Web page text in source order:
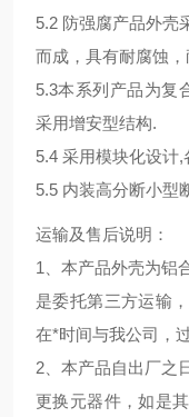
5.2 防强腐产品外壳
而成，具有耐腐蚀
5.3本系列产品为复
采用增安型结构.
5.4 采用模块化设计
5.5 内装高分断小型
运输及售后说明：
1、本产品外壳为铝
是委托第三方运输
在*时间与我公司，
2、本产品自出厂之
更换元器件，如是